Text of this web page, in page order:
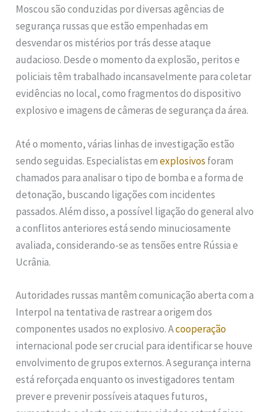
Moscou são conduzidas por diversas agências de
segurança russas que estão empenhadas em
desvendar os mistérios por trás desse ataque
audacioso. Desde o momento da explosão, peritos e
policiais têm trabalhado incansavelmente para coletar
evidências no local, como fragmentos do dispositivo
explosivo e imagens de câmeras de segurança da área.
Até o momento, várias linhas de investigação estão
sendo seguidas. Especialistas emexplosivos foram
chamados para analisar o tipo de bomba e a forma de
detonação, buscando ligações com incidentes
passados. Além disso, a possível ligação do general alvo
a conflitos anteriores está sendo minuciosamente
avaliada, considerando-se as tensões entre Rússia e
Ucrânia.
Autoridades russas mantêm comunicação aberta com a
Interpol na tentativa de rastrear a origem dos
componentes usados no explosivo. Acooperação
internacional pode ser crucial para identificar se houve
envolvimento de grupos externos. A segurança interna
está reforçada enquanto os investigadores tentam
prever e prevenir possíveis ataques futuros,